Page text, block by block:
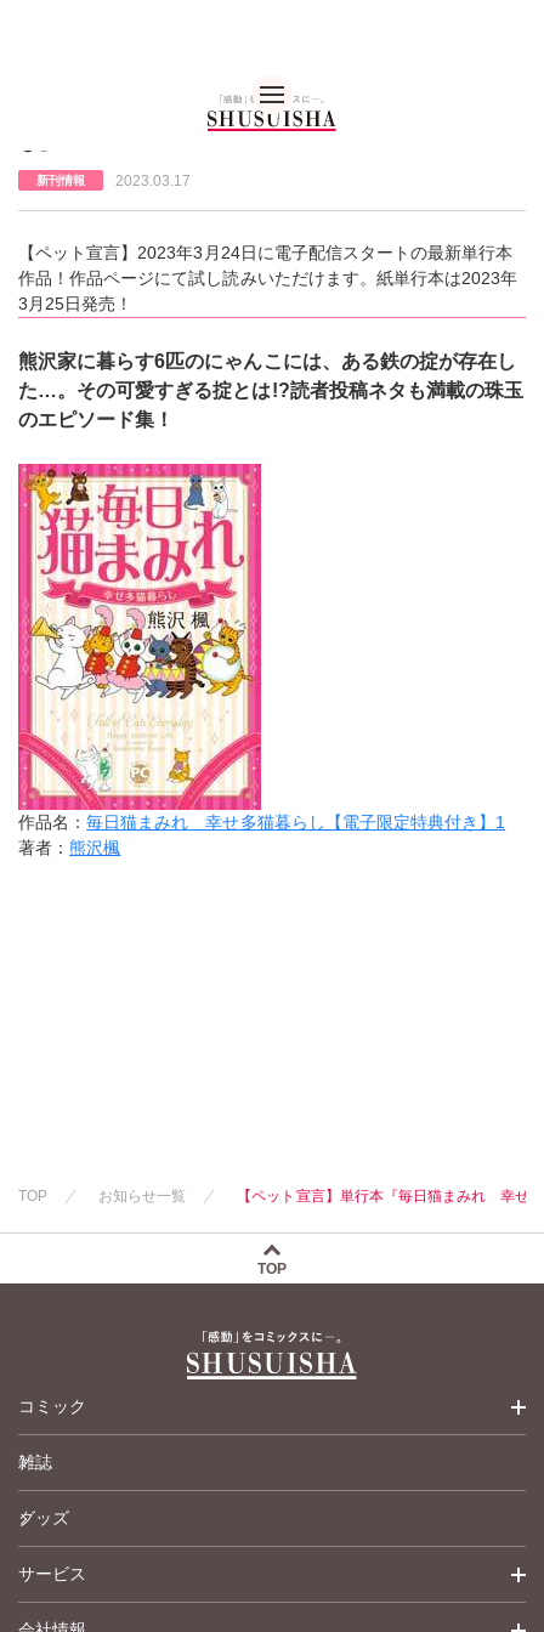
【ペット宣言】単行本『毎日猫まみれ 幸せ多猫暮ら
新刊情報 2023.03.17
【ペット宣言】2023年3月24日に電子配信スタートの最新単行本
作品！作品ページにて試し読みいただけます。紙単行本は2023年
3月25日発売！
熊沢家に暮らす6匹のにゃんこには、ある鉄の掟が存在し
た…。その可愛すぎる掟とは!?読者投稿ネタも満載の珠玉
のエピソード集！
作品名：毎日猫まみれ 幸せ多猫暮らし【電子限定特典付き】1
著者：熊沢楓
TOP お知らせ一覧 【ペット宣言】単行本『毎日猫まみれ 幸せ
TOP
コミック
少女コミック
女性コミック
ペットコミック
雑誌
グッズ
サービス